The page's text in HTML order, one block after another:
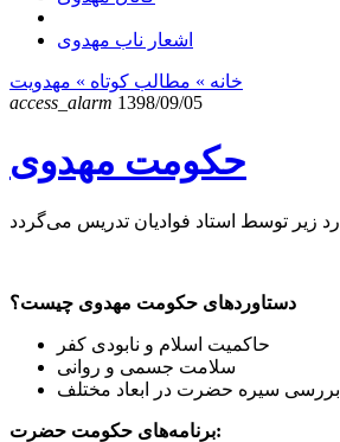
اشعار ناب مهدوی
خانه » مطالب کوتاه » مهدویت
access_alarm 1398/09/05
حکومت مهدوی
دستاوردهای حکومت مهدوی چیست؟
حاکمیت اسلام و نابودی کفر
سلامت جسمی و روانی
بررسی سیره حضرت در ابعاد مختلف
برنامه‌های حکومت حضرت: